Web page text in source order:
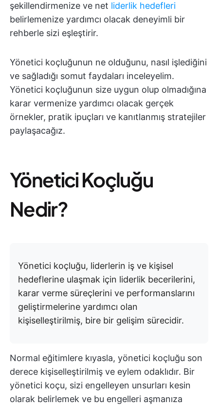
şekillendirmenize ve net liderlik hedefleri
belirlemenize yardımcı olacak deneyimli bir
rehberle sizi eşleştirir.
Yönetici koçluğunun ne olduğunu, nasıl işlediğini
ve sağladığı somut faydaları inceleyelim.
Yönetici koçluğunun size uygun olup olmadığına
karar vermenize yardımcı olacak gerçek
örnekler, pratik ipuçları ve kanıtlanmış stratejiler
paylaşacağız.
Yönetici Koçluğu
Nedir?
Yönetici koçluğu, liderlerin iş ve kişisel
hedeflerine ulaşmak için liderlik becerilerini,
karar verme süreçlerini ve performanslarını
geliştirmelerine yardımcı olan
kişiselleştirilmiş, bire bir gelişim sürecidir.
Normal eğitimlere kıyasla, yönetici koçluğu son
derece kişiselleştirilmiş ve eylem odaklıdır. Bir
yönetici koçu, sizi engelleyen unsurları kesin
olarak belirlemek ve bu engelleri aşmanıza